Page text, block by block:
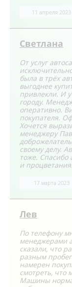
11 апреля 2023
Светлана
От услуг
была в трёх
выгоднее
привлекли. И
городу.
оперативно.
покупателя.
Хочется
менеджеру
своему делу.
тоже. Спасибо
и
17 марта 2023
Лев
По телефону
менеджерами
сказали, что
разным
намерен
смотреть, что
Машины